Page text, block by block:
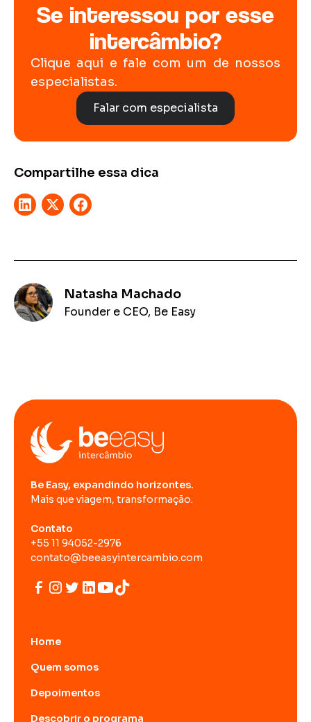
Se interessou por esse
intercâmbio?
Clique aqui e fale com um de nossos
especialistas.
Falar com especialista
Compartilhe essa dica
Natasha Machado
Founder e CEO, Be Easy
Be Easy, expandindo horizontes.
Mais que viagem, transformação.
Contato
+55 11 94052-2976
contato@beeasyintercambio.com
Home
Quem somos
Depoimentos
Descobrir o programa